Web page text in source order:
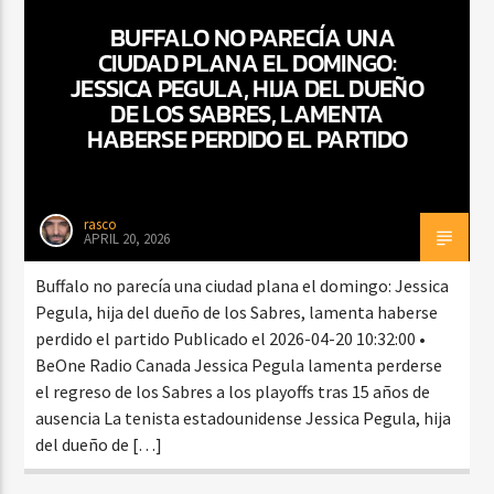
CURRENT SHOW
VIBRAS TROPICALES
2:00 AM 4:00 AM
BUFFALO NO PARECÍA UNA
CIUDAD PLANA EL DOMINGO:
JESSICA PEGULA, HIJA DEL DUEÑO
DE LOS SABRES, LAMENTA
HABERSE PERDIDO EL PARTIDO
rasco
APRIL 20, 2026
Buffalo no parecía una ciudad plana el domingo: Jessica
Pegula, hija del dueño de los Sabres, lamenta haberse
perdido el partido Publicado el 2026-04-20 10:32:00 •
BeOne Radio Canada Jessica Pegula lamenta perderse
el regreso de los Sabres a los playoffs tras 15 años de
ausencia La tenista estadounidense Jessica Pegula, hija
del dueño de […]